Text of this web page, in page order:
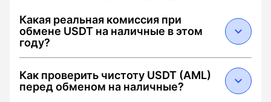
Какая реальная комиссия при
обмене USDT на наличные в этом
году?
составляет от 0.5% до 2.5%. Она складывается
из: 1) спреда обменника (0.1–1.5%), 2) сетевого
Как проверить чистоту USDT (AML)
перед обменом на наличные?